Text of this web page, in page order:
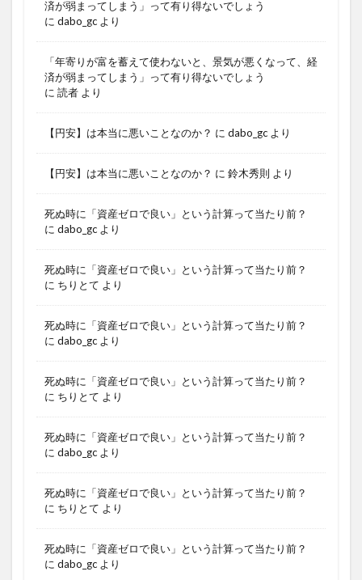
済が弱まってしまう」って有り得ないでしょう
に dabo_gc より
「年寄りが富を蓄えて使わないと、景気が悪くなって、経
済が弱まってしまう」って有り得ないでしょう
に 読者 より
【円安】は本当に悪いことなのか？ に dabo_gc より
【円安】は本当に悪いことなのか？ に 鈴木秀則 より
死ぬ時に「資産ゼロで良い」という計算って当たり前？
に dabo_gc より
死ぬ時に「資産ゼロで良い」という計算って当たり前？
に ちりとて より
死ぬ時に「資産ゼロで良い」という計算って当たり前？
に dabo_gc より
死ぬ時に「資産ゼロで良い」という計算って当たり前？
に ちりとて より
死ぬ時に「資産ゼロで良い」という計算って当たり前？
に dabo_gc より
死ぬ時に「資産ゼロで良い」という計算って当たり前？
に ちりとて より
死ぬ時に「資産ゼロで良い」という計算って当たり前？
に dabo_gc より